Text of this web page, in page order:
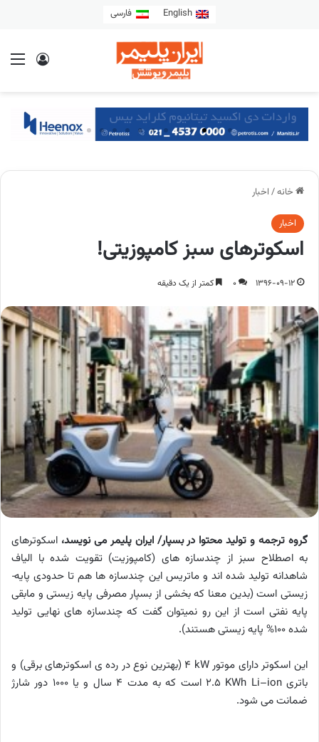
English فارسی
خانه/ اخبار
اخبار
اسکوترهای سبز کامپوزیتی!
1396-09-12
0 کمتر از یک دقیقه
گروه ترجمه و تولید محتوا در بسپار/ ایران پلیمر می نویسد، اسکوترهای
به اصطلاح سبز از چندسازه­ های (کامپوزیت) تقویت شده با الیاف
شاهدانه تولید شده ­اند و ماتریس این چندسازه­ ها هم تا حدودی پایه­
زیستی است (بدین معنا که بخشی از بسپار مصرفی پایه ­زیستی و مابقی
پایه ­نفتی است از این رو نمی­توان گفت که چندسازه­ های نهایی تولید
شده 100% پایه ­زیستی هستند).
این اسکوتر دارای موتور4 kW (بهترین نوع در رده ­ی اسکوترهای برقی) و
باتریion
–
Li
2.5 KWh
است که به مدت 4 سال و یا 1000 دور شارژ
ضمانت می ­شود.